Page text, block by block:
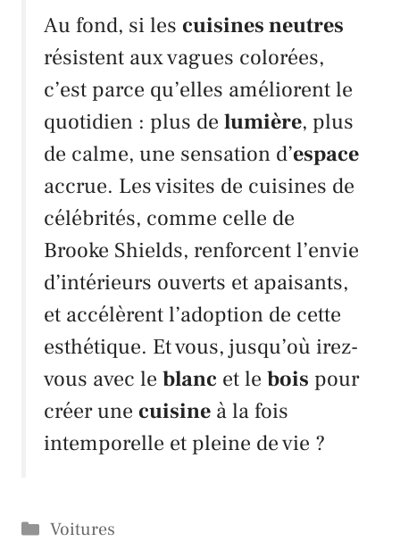
Au fond, si les cuisines neutres
résistent aux vagues colorées,
c’est parce qu’elles améliorent le
quotidien : plus de lumière, plus
de calme, une sensation d’espace
accrue. Les visites de cuisines de
célébrités, comme celle de
Brooke Shields, renforcent l’envie
d’intérieurs ouverts et apaisants,
et accélèrent l’adoption de cette
esthétique. Et vous, jusqu’où irez-
vous avec le blanc et le bois pour
créer une cuisine à la fois
intemporelle et pleine de vie ?
Catégories
Voitures